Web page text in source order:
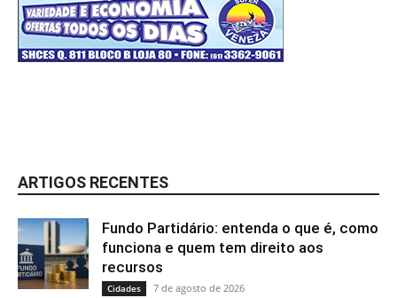
ARTIGOS RECENTES
Fundo Partidário: entenda o que é, como
funciona e quem tem direito aos
recursos
Cidades 7 de agosto de 2026